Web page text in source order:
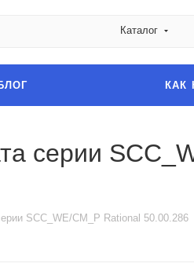
Каталог
КАК
серии
SCC_WE/CM_P Rational 50.00.286